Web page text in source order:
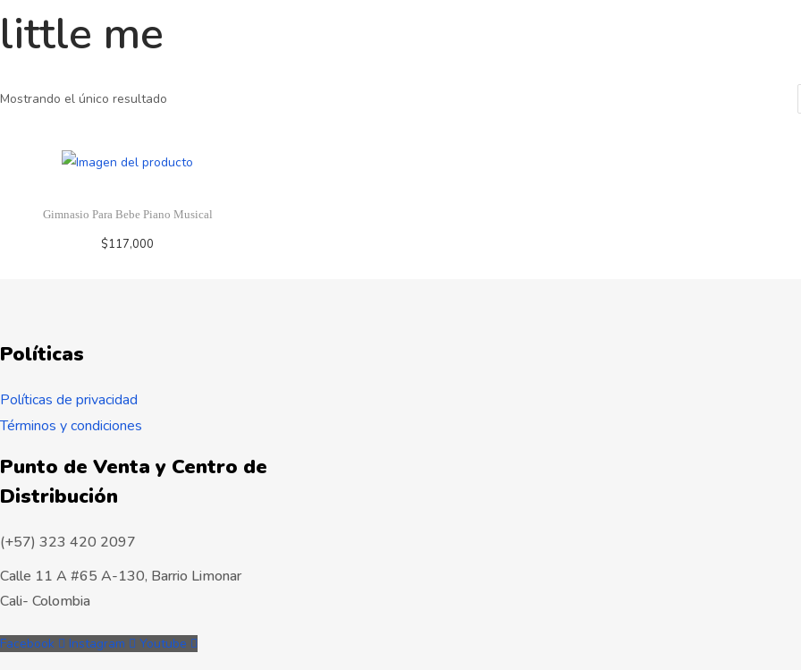
little me
Mostrando el único resultado
Gimnasio Para Bebe Piano Musical
$117,000
Políticas
Políticas de privacidad
Términos y condiciones
Punto de Venta y Centro de
Distribución
(+57) 323 420 2097
Calle 11 A #65 A-130, Barrio Limonar
Cali- Colombia
Facebook Instagram Youtube